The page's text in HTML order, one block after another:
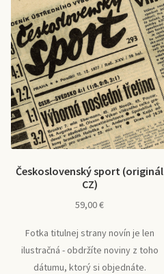
Československý sport (originál
CZ)
59,00€
Fotka titulnej strany novín je len
ilustračná - obdržíte noviny z toho
dátumu, ktorý si objednáte.